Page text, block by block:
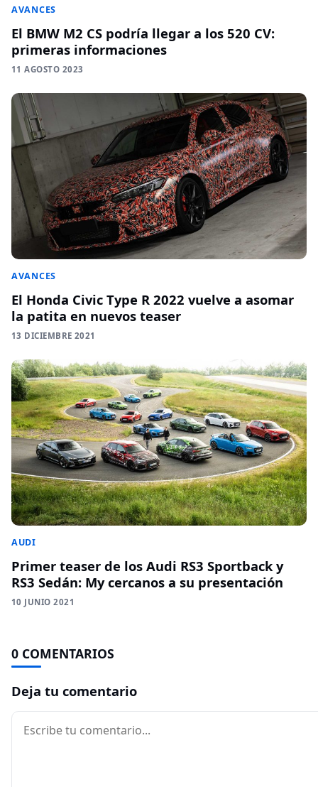
AVANCES
El BMW M2 CS podría llegar a los 520 CV:
primeras informaciones
11 AGOSTO 2023
AVANCES
El Honda Civic Type R 2022 vuelve a asomar
la patita en nuevos teaser
13 DICIEMBRE 2021
AUDI
Primer teaser de los Audi RS3 Sportback y
RS3 Sedán: My cercanos a su presentación
10 JUNIO 2021
0 COMENTARIOS
Deja tu comentario
Comentario